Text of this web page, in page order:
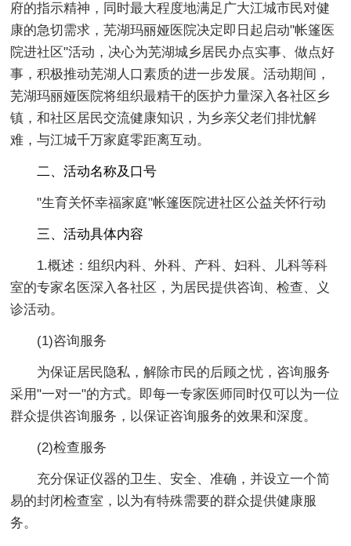
府的指示精神，同时最大程度地满足广大江城市民对健
康的急切需求，芜湖玛丽娅医院决定即日起启动"帐篷医
院进社区"活动，决心为芜湖城乡居民办点实事、做点好
事，积极推动芜湖人口素质的进一步发展。活动期间，
芜湖玛丽娅医院将组织最精干的医护力量深入各社区乡
镇，和社区居民交流健康知识，为乡亲父老们排忧解
难，与江城千万家庭零距离互动。
二、活动名称及口号
"生育关怀幸福家庭"帐篷医院进社区公益关怀行动
三、活动具体内容
1.概述：组织内科、外科、产科、妇科、儿科等科
室的专家名医深入各社区，为居民提供咨询、检查、义
诊活动。
(1)咨询服务
为保证居民隐私，解除市民的后顾之忧，咨询服务
采用"一对一"的方式。即每一专家医师同时仅可以为一位
群众提供咨询服务，以保证咨询服务的效果和深度。
(2)检查服务
充分保证仪器的卫生、安全、准确，并设立一个简
易的封闭检查室，以为有特殊需要的群众提供健康服
务。